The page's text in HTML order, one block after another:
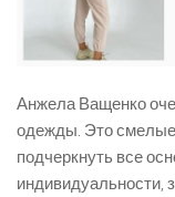
Анжела Ващенко
одежды. Это
подчеркнуть все
индивидуальности,